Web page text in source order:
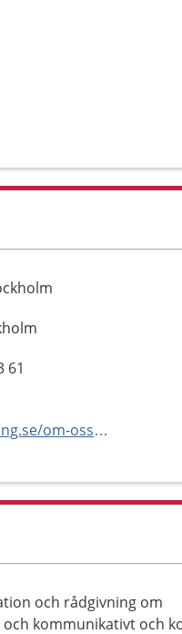
61
https://www.habilitering.se/om-oss/vara-mottagningar/habiliteringens-resurscenter/
och rådgivning om
kommunikativt och